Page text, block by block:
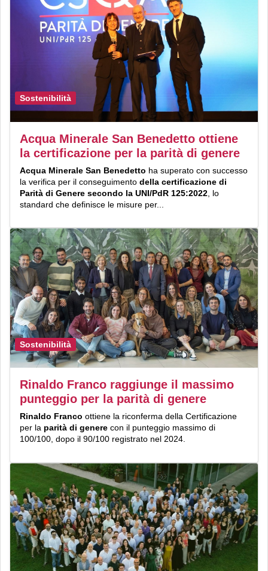
Sostenibilità
Acqua Minerale San Benedetto ottiene
la certificazione per la parità di genere
Acqua Minerale San Benedetto ha superato con successo
la verifica per il conseguimento della certificazione di
Parità di Genere secondo la UNI/PdR 125:2022 , lo
standard che definisce le misure per...
Sostenibilità
Rinaldo Franco raggiunge il massimo
punteggio per la parità di genere
Rinaldo Franco ottiene la riconferma della Certificazione
per la parità di genere con il punteggio massimo di
100/100, dopo il 90/100 registrato nel 2024.